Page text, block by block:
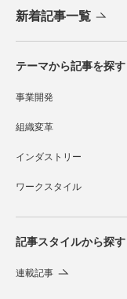
新着記事一覧
テーマから記事を探す
事業開発
組織変革
インダストリー
ワークスタイル
記事スタイルから探す
連載記事